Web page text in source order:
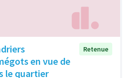
en vue de
le quartier
Retenue